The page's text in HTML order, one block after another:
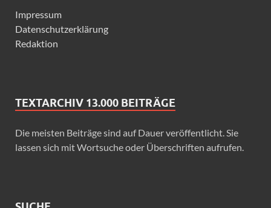
Impressum
Datenschutzerklärung
Redaktion
TEXTARCHIV 13.000 BEITRÄGE
Die meisten Beiträge sind auf Dauer veröffentlicht. Sie
lassen sich mit Wortsuche oder Überschriften aufrufen.